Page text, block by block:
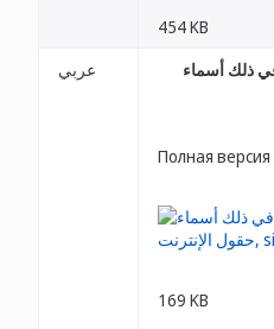
454 KB
عربي
ذلك أسماء
Полная
169 KB